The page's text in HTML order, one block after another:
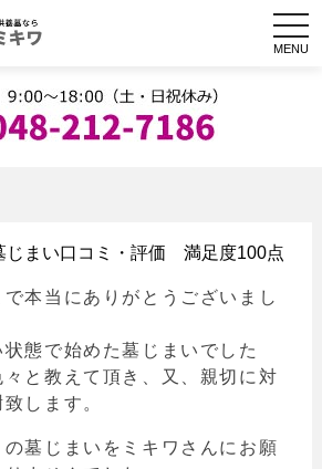
MENU
じまい口コミ・評価 満足度100点
本当にありがとうございまし
態で始めた墓じまいでした
と教えて頂き、又、親切に対
します。
墓じまいをミキワさんにお願